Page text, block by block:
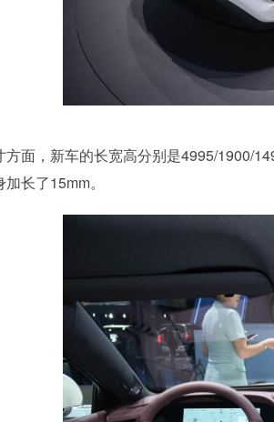
方面，新车的长宽高分别是4995/1900/
加长了15mm。